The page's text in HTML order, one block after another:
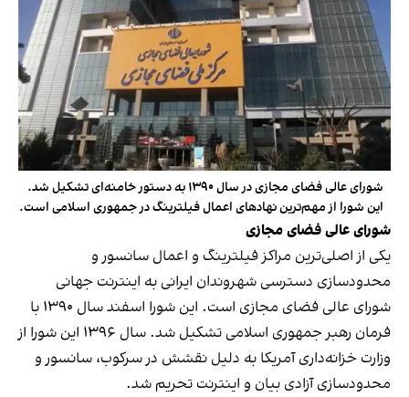
شورای عالی فضای مجازی در سال ۱۳۹۰ به دستور خامنه‌ای تشکیل شد.
این شورا از مهم‌ترین نهادهای اعمال فیلترینگ در جمهوری اسلامی است.
شورای عالی فضای مجازی
یکی از اصلی‌ترین مراکز فیلترینگ و اعمال سانسور و
محدودسازی دسترسی شهروندان ایرانی به اینترنت جهانی
شورای عالی فضای مجازی است. این شورا اسفند سال ۱۳۹۰ با
فرمان رهبر جمهوری اسلامی تشکیل شد. سال ۱۳۹۶ این شورا از
وزارت خزانه‌داری آمریکا به دلیل نقشش در سرکوب، سانسور و
محدودسازی آزادی بیان و اینترنت تحریم شد.